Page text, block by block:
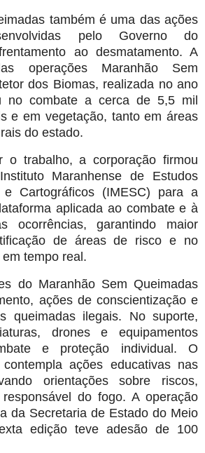
também é uma das ações
pelo Governo do
ao desmatamento. A
operações Maranhão Sem
dos Biomas, realizada no ano
no combate a cerca de 5,5 mil
e em vegetação, tanto em áreas
do estado.
o trabalho, a corporação firmou
Maranhense de Estudos
e Cartográficos (IMESC) para a
aplicada ao combate e à
ocorrências, garantindo maior
de áreas de risco e no
tempo real.
do Maranhão Sem Queimadas
ações de conscientização e
queimadas ilegais. No suporte,
drones e equipamentos
e proteção individual. O
ações educativas nas
orientações sobre riscos,
do fogo. A operação
da Secretaria de Estado do Meio
edição teve adesão de 100